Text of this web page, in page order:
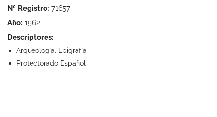
Nº Registro: 71657
Año: 1962
Descriptores:
Arqueología. Epigrafía
Protectorado Español